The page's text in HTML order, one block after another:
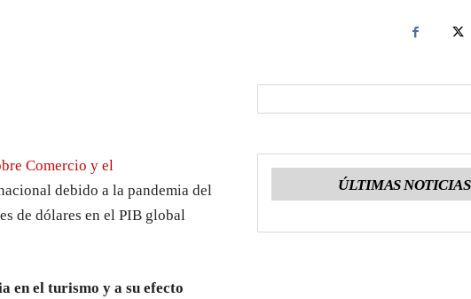
Comercio y el
debido a la pandemia del
de dólares en el PIB global
en el turismo y a su efecto
ÚLTIMAS NOTICIAS